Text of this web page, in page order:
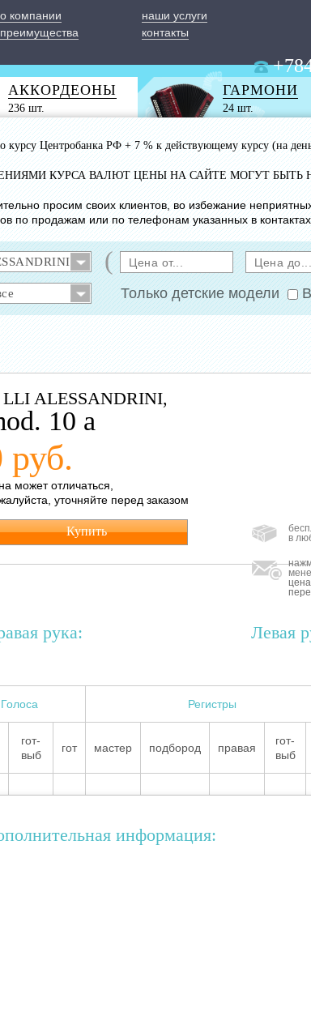
о компании
наши услуги
преимущества
контакты
АККОРДЕОНЫ
236 шт.
ГАРМОНИ
24 шт.
курсу Центробанка РФ + 7 % к действующему курсу (на
КУРСА ВАЛЮТ ЦЕНЫ НА САЙТЕ МОГУТ БЫТЬ
просим своих клиентов, во избежание
по продажам или по телефонам указанных в
(
Только детские модели
LLI ALESSANDRINI,
10 a
руб.
может отличаться,
уточняйте перед заказом
Купить
в
рука: Левая
Голоса Регистры
гот-
выб
гот мастер подбород правая
гот-
выб
информация: